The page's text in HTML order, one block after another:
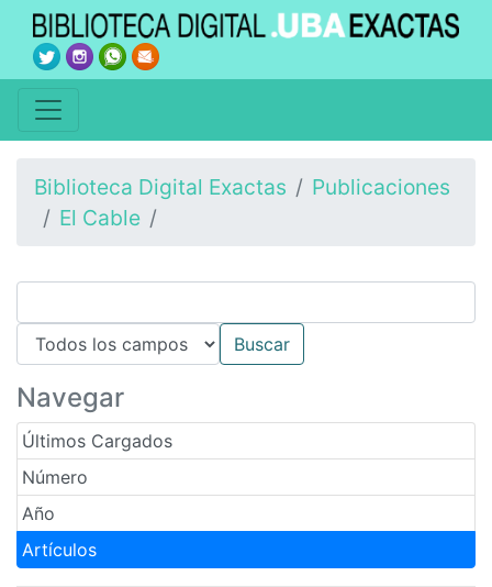
Biblioteca Digital Exactas
Publicaciones
El Cable
Navegar
Últimos Cargados
Número
Año
Artículos